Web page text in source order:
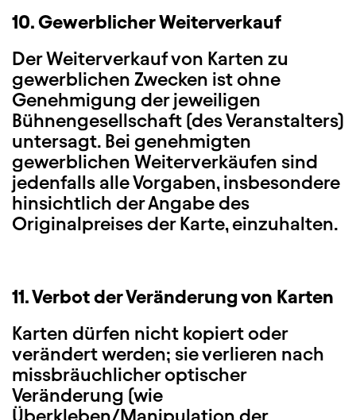
10. Gewerblicher Weiterverkauf
Der Weiterverkauf von Karten zu
gewerblichen Zwecken ist ohne
Genehmigung der jeweiligen
Bühnengesellschaft (des Veranstalters)
untersagt. Bei genehmigten
gewerblichen Weiterverkäufen sind
jedenfalls alle Vorgaben, insbesondere
hinsichtlich der Angabe des
Originalpreises der Karte, einzuhalten.
11. Verbot der Veränderung von Karten
Karten dürfen nicht kopiert oder
verändert werden; sie verlieren nach
missbräuchlicher optischer
Veränderung (wie